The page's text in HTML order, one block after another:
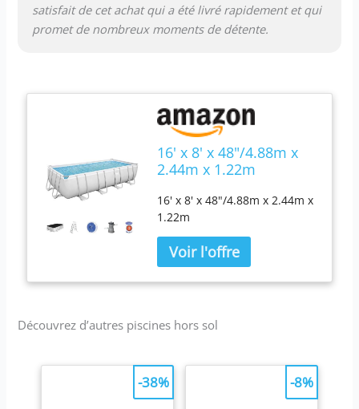
satisfait de cet achat qui a été livré rapidement et qui
promet de nombreux moments de détente.
16' x 8' x 48"/4.88m x
2.44m x 1.22m
16' x 8' x 48"/4.88m x 2.44m x
1.22m
Découvrez d’autres piscines hors sol
-38% -8%